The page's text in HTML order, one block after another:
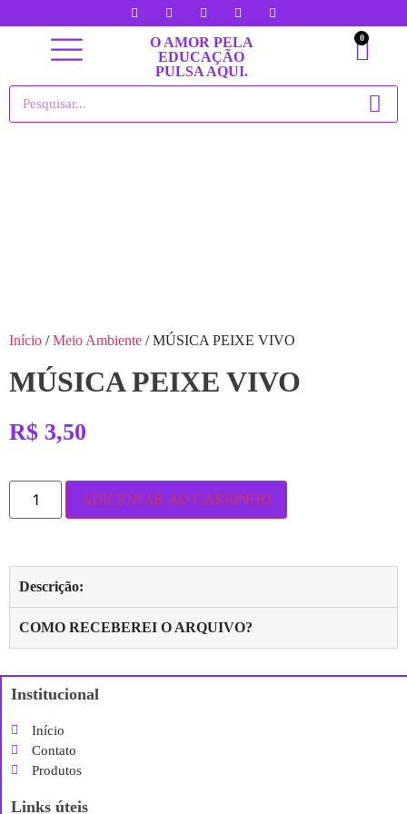
O AMOR PELA
EDUCAÇÃO
PULSA AQUI.
0
Início /Meio Ambiente / MÚSICA PEIXE VIVO
MÚSICA PEIXE VIVO
R$ 3,50
ADICIONAR AO CARRINHO
Descrição:
COMO RECEBEREI O ARQUIVO?
Institucional
Início
Contato
Produtos
Links úteis